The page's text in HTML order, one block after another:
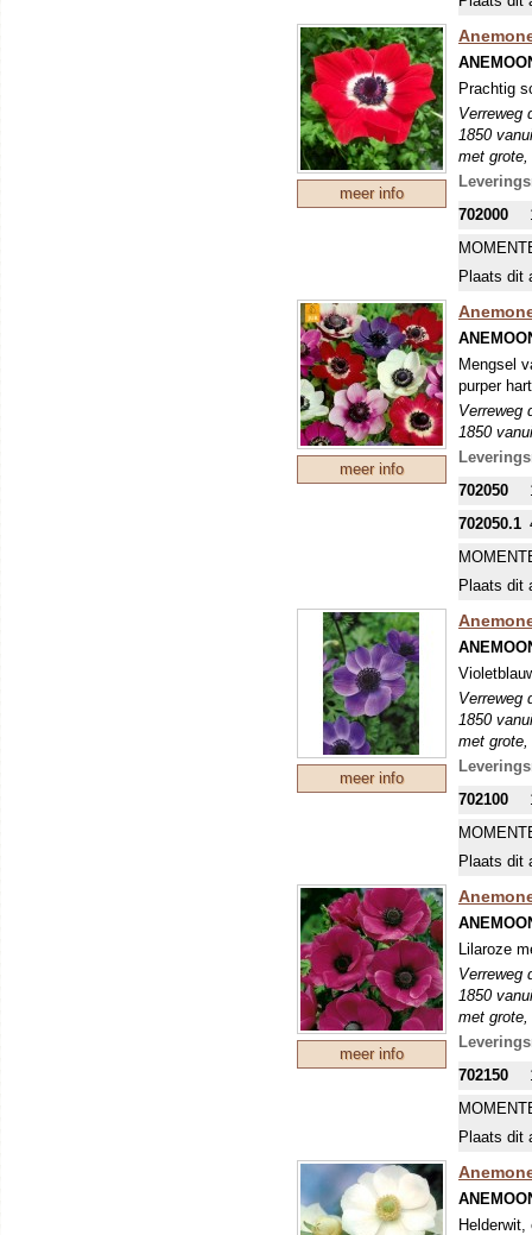
meer info
Prachtig
Verreweg
1850
met
en vrij
702000
Plaats dit
meer info
Mengsel
purper
Verreweg
1850
met
702050
702050.1
Plaats dit
meer info
Verreweg
1850
met
en vrij
702100
Plaats dit
meer info
Lilaroze
Verreweg
1850
met
en vrij
702150
Plaats dit
Helderwit,